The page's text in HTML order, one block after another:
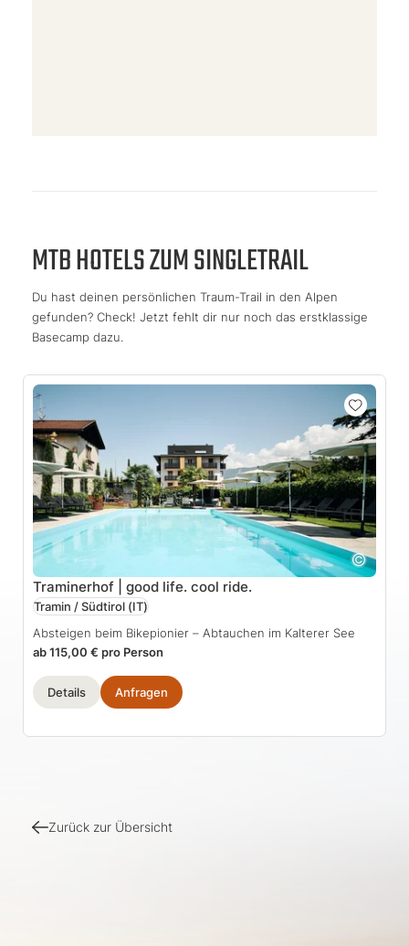
MTB HOTELS ZUM SINGLETRAIL
Du hast deinen persönlichen Traum-Trail in den Alpen
gefunden? Check! Jetzt fehlt dir nur noch das erstklassige
Basecamp dazu.
Traminerhof | good life. cool ride.
Tramin / Südtirol (IT)
Absteigen beim Bikepionier – Abtauchen im Kalterer See
ab 115,00 € pro Person
Details Anfragen
Zurück zur Übersicht